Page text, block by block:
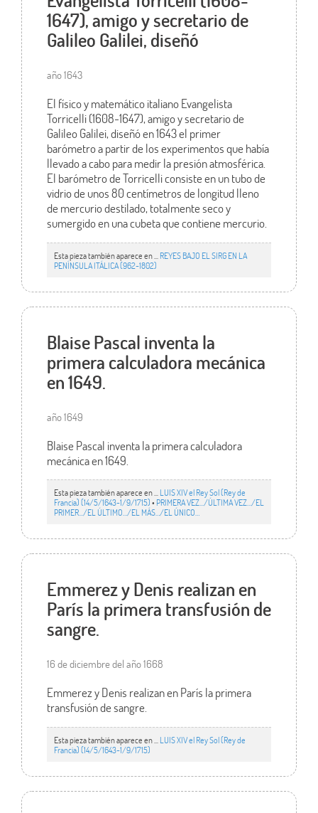
1647), amigo y secretario de
Galileo Galilei, diseñó
año 1643
El físico y matemático italiano Evangelista
Torricelli (1608-1647), amigo y secretario de
Galileo Galilei, diseñó en 1643 el primer
barómetro a partir de los experimentos que había
llevado a cabo para medir la presión atmosférica.
El barómetro de Torricelli consiste en un tubo de
vidrio de unos 80 centímetros de longitud lleno
de mercurio destilado, totalmente seco y
sumergido en una cubeta que contiene mercurio.
Esta pieza también aparece en ... REYES BAJO EL SIRG EN LA
PENÍNSULA ITÁLICA (962-1802)
Blaise Pascal inventa la
primera calculadora mecánica
en 1649.
año 1649
Blaise Pascal inventa la primera calculadora
mecánica en 1649.
Esta pieza también aparece en ... LUIS XIV el Rey Sol (Rey de
Francia) (14/5/1643-1/9/1715)• PRIMERA VEZ.../ÚLTIMA VEZ…/EL
PRIMER.../EL ÚLTIMO…/EL MÁS…/EL ÚNICO…
Emmerez y Denis realizan en
París la primera transfusión de
sangre.
16 de diciembre del año 1668
Emmerez y Denis realizan en París la primera
transfusión de sangre.
Esta pieza también aparece en ... LUIS XIV el Rey Sol (Rey de
Francia) (14/5/1643-1/9/1715)